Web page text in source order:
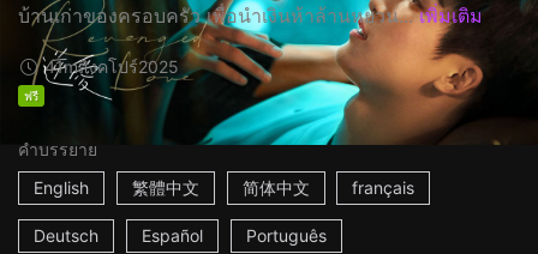
บ้านเก่าของครอบครัว เพื่อนำเงินห้าล้านหยวน... เพิ่มเติม
41mสิงคโปร์2025
ฟรี
คำบรรยาย
English
繁體中文 简体中文 français
Deutsch Español Português